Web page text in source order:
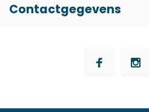
Contactgegevens